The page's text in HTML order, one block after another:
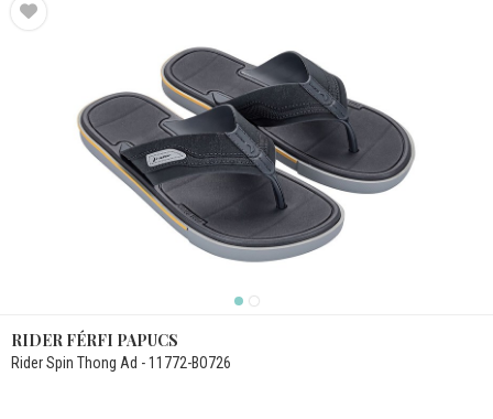
RIDER FÉRFI PAPUCS
Rider Spin Thong Ad - 11772-BO726